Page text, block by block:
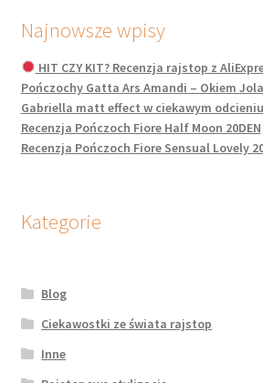
Najnowsze wpisy
HIT CZY KIT? Recenzja rajstop z
Pończochy Gatta Ars Amandi – Okiem
Gabriella matt effect w ciekawym odcieniu
Recenzja Pończoch Fiore Half Moon 20DEN
Recenzja Pończoch Fiore Sensual Lovely
Kategorie
Blog
Ciekawostki ze świata rajstop
Inne